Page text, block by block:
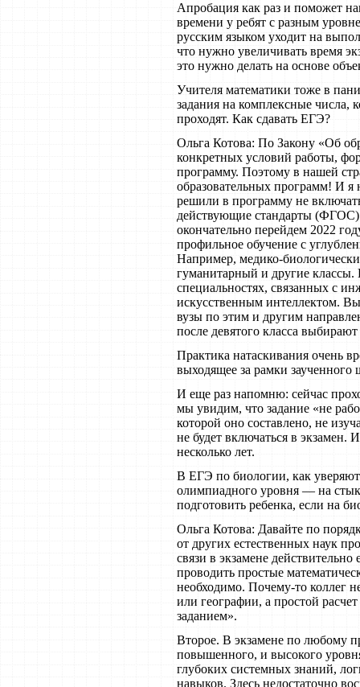
Апробация как раз и поможет
времени у ребят с разным
русским языком уходит на
что нужно увеличивать время
это нужно делать на основе
Учителя математики тоже в
задания на комплексные числа,
проходят. Как сдавать ЕГЭ?
Ольга Котова: По Закону «Об
конкретных условий работы,
программу. Поэтому в нашей
образовательных программ! И я
решили в программу не
действующие стандарты (ФГОС)
окончательно перейдем 2022
профильное обучение с
Например, медико-
гуманитарный и другие
специальностях, связанных с
искусственным интеллектом.
вузы по этим и другим
после девятого класса
Практика натаскивания очень
выходящее за рамки заученного
И еще раз напомню: сейчас
мы увидим, что задание «не
которой оно составлено, не
не будет включаться в экзамен.
несколько лет.
В ЕГЭ по биологии, как уверяют
олимпиадного уровня — на
подготовить ребенка, если на
Ольга Котова: Давайте по
от других естественных наук
связи в экзамене
проводить простые
необходимо. Почему-то коллег
или географии, а простой
заданием».
Второе. В экзамене по любому
повышенного, и высокого
глубоких системных знаний,
навыков. Здесь недостаточно